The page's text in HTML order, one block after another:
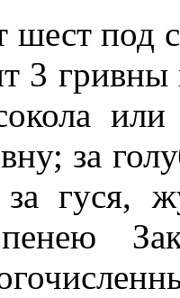
шест под
3
за
гуся,